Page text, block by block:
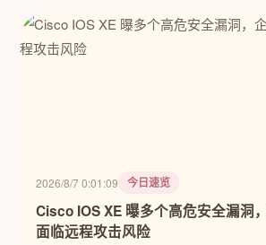
2026/8/7 0:01:09 今日速览
Cisco IOS XE 曝多个高危安全漏洞
面临远程攻击风险